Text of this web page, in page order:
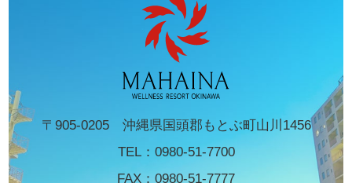
〒905-0205 沖縄県国頭郡もとぶ町山川1456
TEL： 0980-51-7700
FAX：0980-51-7777